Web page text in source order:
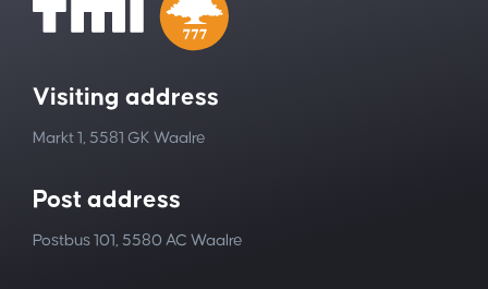
Visiting address
Markt 1, 5581 GK Waalre
Post address
Postbus 101, 5580 AC Waalre